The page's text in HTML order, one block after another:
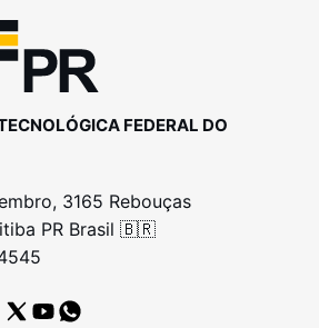
FEDERAL DO
3165 Rebouças
PR Brasil 🇧🇷